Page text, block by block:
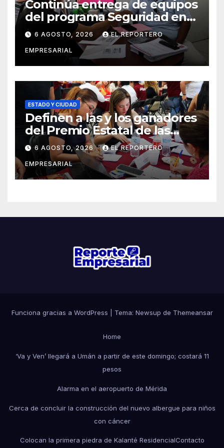
Continúa entrega de equipos
del programa Seguridad en
el Mar
6 AGOSTO, 2026 EL REPORTERO
EMPRESARIAL
ESTADO Y CIUDAD
Definen a las y los ganadores
del Premio Estatal de las
Juventudes 2026
6 AGOSTO, 2026 EL REPORTERO
EMPRESARIAL
Funciona gracias a WordPress Tema: Newsup de Themeansar
Home
‘Va y Ven’ llegará a Umán a partir de este domingo; costará 11
pesos
Alarma en el aeropuerto de Mérida
Cerca de concluir la construcción del nuevo albergue para niños
con cáncer
Colocan la primera piedra de Kalanté ResidencialContacto